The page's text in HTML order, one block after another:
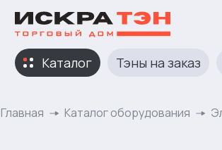
Каталог Тэны на заказ
Главная Каталог оборудования